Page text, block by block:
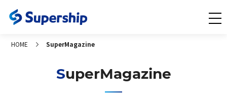
HOME SuperMagazine
SuperMagazine